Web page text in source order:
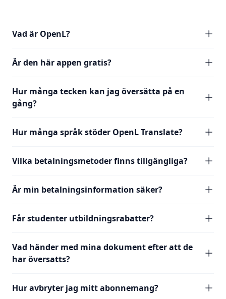
Vad är OpenL?
Är den här appen gratis?
Hur många tecken kan jag översätta på en
gång?
Hur många språk stöder OpenL Translate?
Vilka betalningsmetoder finns tillgängliga?
Är min betalningsinformation säker?
Får studenter utbildningsrabatter?
Vad händer med mina dokument efter att de
har översatts?
Hur avbryter jag mitt abonnemang?